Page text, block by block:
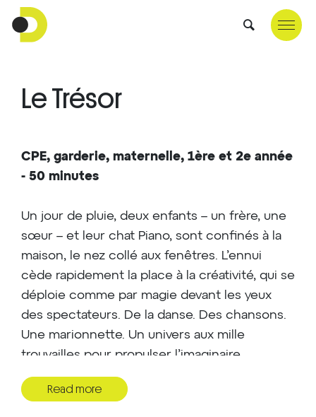
Le Trésor
CPE, garderie, maternelle, 1ère et 2e année
- 50 minutes
Un jour de pluie, deux enfants – un frère, une
sœur – et leur chat Piano, sont confinés à la
maison, le nez collé aux fenêtres. L’ennui
cède rapidement la place à la créativité, qui se
déploie comme par magie devant les yeux
des spectateurs. De la danse. Des chansons.
Une marionnette. Un univers aux mille
trouvailles pour propulser l’imaginaire
intarissable des enfants. Inspiré d’un profond
attachement pour le spectacle musical, le
Read more